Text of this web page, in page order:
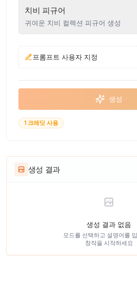
치비 피규어
귀여운 치비 컬렉션 피규어 생성
프롬프트 사용자 지정
생성
1 크레딧 사용
생성 결과
생성 결과 없음
모드를 선택하고 설명어를
창작을 시작하세요